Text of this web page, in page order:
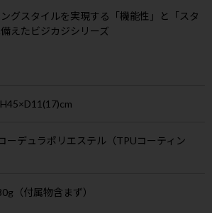
グスタイルを実現する「機能性」と「スタ
えたビジカジシリーズ
ーデュラポリエステル（TPUコーティン
（付属物含まず）